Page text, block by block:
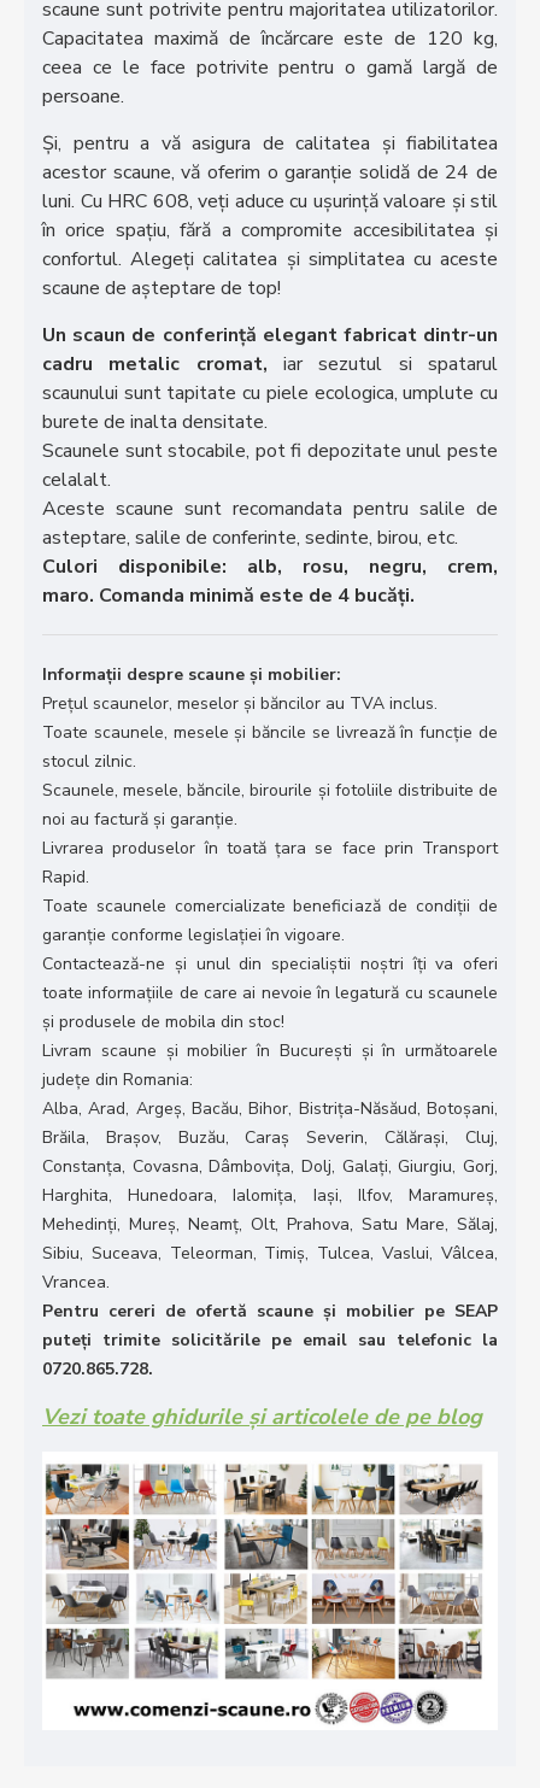
scaune sunt potrivite pentru majoritatea utilizatorilor.
Capacitatea maximă de încărcare este de 120 kg,
ceea ce le face potrivite pentru o gamă largă de
persoane.
Și, pentru a vă asigura de calitatea și fiabilitatea
acestor scaune, vă oferim o garanție solidă de 24 de
luni. Cu HRC 608, veți aduce cu ușurință valoare și stil
în orice spațiu, fără a compromite accesibilitatea și
confortul. Alegeți calitatea și simplitatea cu aceste
scaune de așteptare de top!
Un scaun de conferință elegant fabricat dintr-un
cadru metalic cromat, iar sezutul si spatarul
scaunului sunt tapitate cu piele ecologica, umplute cu
burete de inalta densitate.
Scaunele sunt stocabile, pot fi depozitate unul peste
celalalt.
Aceste scaune sunt recomandata pentru salile de
asteptare, salile de conferinte, sedinte, birou, etc.
Culori disponibile: alb, rosu, negru, crem,
maro. Comanda minimă este de 4 bucăți.
Informații despre scaune și mobilier:
Prețul scaunelor, meselor și băncilor au TVA inclus.
Toate scaunele, mesele și băncile se livrează în funcție de
stocul zilnic.
Scaunele, mesele, băncile, birourile și fotoliile distribuite de
noi au factură și garanție.
Livrarea produselor în toată țara se face prin Transport
Rapid.
Toate scaunele comercializate beneficiază de condiții de
garanție conforme legislației în vigoare.
Contactează-ne și unul din specialiștii noștri îți va oferi
toate informațiile de care ai nevoie în legatură cu scaunele
și produsele de mobila din stoc!
Livram scaune și mobilier în București și în următoarele
județe din Romania:
Alba, Arad, Argeș, Bacău, Bihor, Bistrița-Năsăud, Botoșani,
Brăila, Brașov, Buzău, Caraș Severin, Călărași, Cluj,
Constanța, Covasna, Dâmbovița, Dolj, Galați, Giurgiu, Gorj,
Harghita, Hunedoara, Ialomița, Iași, Ilfov, Maramureș,
Mehedinți, Mureș, Neamț, Olt, Prahova, Satu Mare, Sălaj,
Sibiu, Suceava, Teleorman, Timiș, Tulcea, Vaslui, Vâlcea,
Vrancea.
Pentru cereri de ofertă scaune și mobilier pe SEAP
puteți trimite solicitările pe email sau telefonic la
0720.865.728.
Vezi toate ghidurile și articolele de pe blog